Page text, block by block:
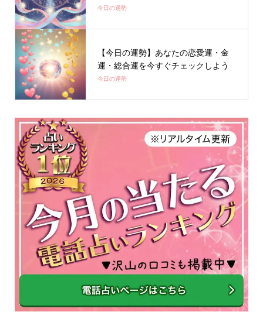
今日の運勢
【今日の運勢】あなたの恋愛運・金
運・総合運を今すぐチェックしよう
今日の運勢